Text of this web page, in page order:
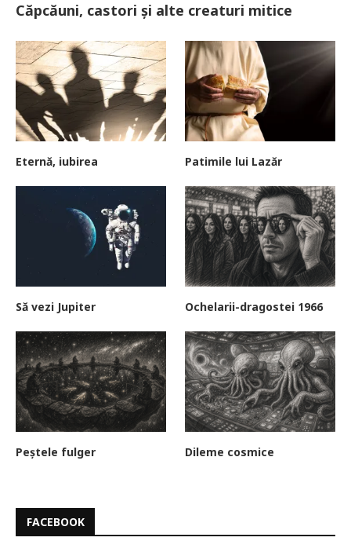
Căpcăuni, castori și alte creaturi mitice
Eternă, iubirea Patimile lui Lazăr
Să vezi Jupiter Ochelarii-dragostei 1966
Peștele fulger Dileme cosmice
FACEBOOK